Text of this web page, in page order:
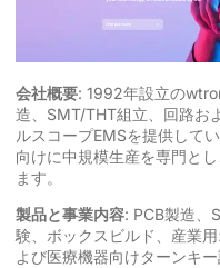
会社概要: 1992年設立の
造、SMT/THT組立、回路お
ルスコープEMSを提供して
向けに中規模生産を専門と
ます。
製品と事業内容: PCB製造、
験、ボックスビルド、産業
よび医療機器向けターンキ